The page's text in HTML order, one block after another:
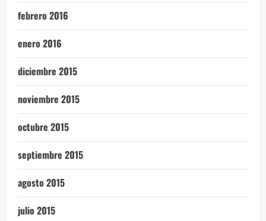
febrero 2016
enero 2016
diciembre 2015
noviembre 2015
octubre 2015
septiembre 2015
agosto 2015
julio 2015